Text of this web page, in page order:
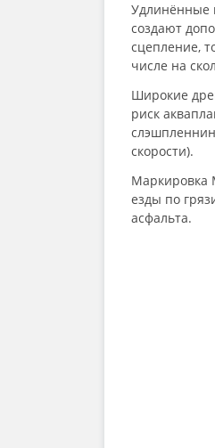
Удлинённые
создают
сцепление,
числе на
Широкие
риск
скорости).
Маркировка
езды по
асфальта.